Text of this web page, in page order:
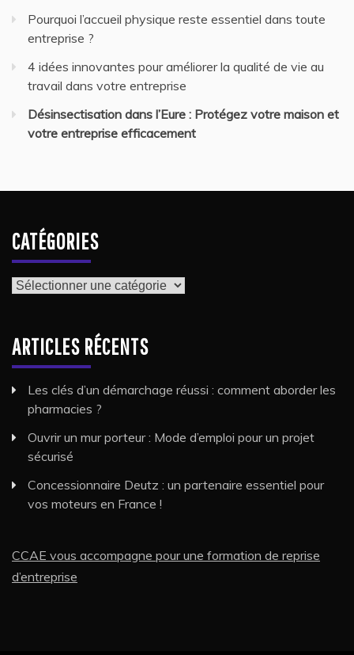
Pourquoi l’accueil physique reste essentiel dans toute
entreprise ?
4 idées innovantes pour améliorer la qualité de vie au
travail dans votre entreprise
Désinsectisation dans l’Eure : Protégez votre maison et
votre entreprise efficacement
CATÉGORIES
Catégories
ARTICLES RÉCENTS
Les clés d’un démarchage réussi : comment aborder les
pharmacies ?
Ouvrir un mur porteur : Mode d’emploi pour un projet
sécurisé
Concessionnaire Deutz : un partenaire essentiel pour
vos moteurs en France !
CCAE vous accompagne pour une formation de reprise
d’entreprise